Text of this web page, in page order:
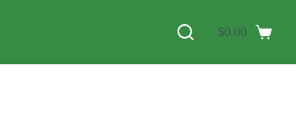
$0.00